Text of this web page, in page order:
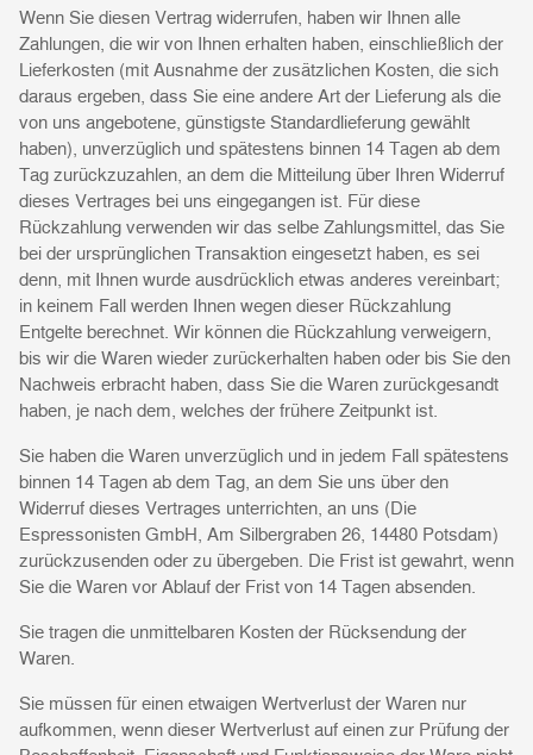
Wenn Sie diesen Vertrag widerrufen, haben wir Ihnen alle
Zahlungen, die wir von Ihnen erhalten haben, einschließlich der
Lieferkosten (mit Ausnahme der zusätzlichen Kosten, die sich
daraus ergeben, dass Sie eine andere Art der Lieferung als die
von uns angebotene, günstigste Standardlieferung gewählt
haben), unverzüglich und spätestens binnen 14 Tagen ab dem
Tag zurückzuzahlen, an dem die Mitteilung über Ihren Widerruf
dieses Vertrages bei uns eingegangen ist. Für diese
Rückzahlung verwenden wir das selbe Zahlungsmittel, das Sie
bei der ursprünglichen Transaktion eingesetzt haben, es sei
denn, mit Ihnen wurde ausdrücklich etwas anderes vereinbart;
in keinem Fall werden Ihnen wegen dieser Rückzahlung
Entgelte berechnet. Wir können die Rückzahlung verweigern,
bis wir die Waren wieder zurückerhalten haben oder bis Sie den
Nachweis erbracht haben, dass Sie die Waren zurückgesandt
haben, je nach dem, welches der frühere Zeitpunkt ist.
Sie haben die Waren unverzüglich und in jedem Fall spätestens
binnen 14 Tagen ab dem Tag, an dem Sie uns über den
Widerruf dieses Vertrages unterrichten, an uns (Die
Espressonisten GmbH, Am Silbergraben 26, 14480 Potsdam)
zurückzusenden oder zu übergeben. Die Frist ist gewahrt, wenn
Sie die Waren vor Ablauf der Frist von 14 Tagen absenden.
Sie tragen die unmittelbaren Kosten der Rücksendung der
Waren.
Sie müssen für einen etwaigen Wertverlust der Waren nur
aufkommen, wenn dieser Wertverlust auf einen zur Prüfung der